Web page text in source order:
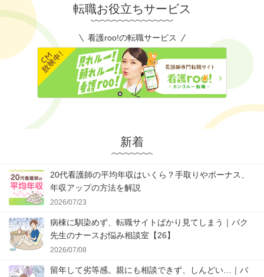
転職お役立ちサービス
看護roo!の転職サービス
新着
20代看護師の平均年収はいくら？手取りやボーナス、
年収アップの方法を解説
2026/07/23
病棟に馴染めず、転職サイトばかり見てしまう｜バク
先生のナースお悩み相談室【26】
2026/07/08
留年して劣等感。親にも相談できず、しんどい…｜バ